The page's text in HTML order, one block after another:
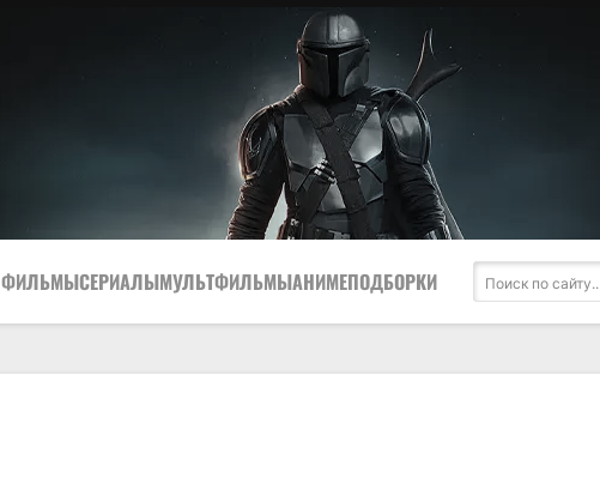
ФИЛЬМЫСЕРИАЛЫМУЛЬТФИЛЬМЫАНИМЕПОДБОРКИ